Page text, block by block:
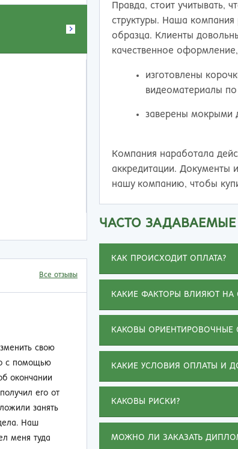
Все отзывы
20 лет работы на
смогу изменить свою
об окончании заочно
мастером смены.
в 2 раза, ребята на
другими глазами. Жена
переменам.
Не буду жаловаться на
помешавшие получить
к специальности и ее
по карьерной
Правда, стоит учитывать,
структуры. Наша компания
образца. Клиенты
качественное
изготовлены
видеоматериалы
заверены мокрыми
Компания наработала
аккредитации. Документы
нашу компанию, чтобы
ЧАСТО
КАК ПРОИСХОДИТ ОПЛАТА?
КАКИЕ ФАКТОРЫ ВЛИЯЮТ НА
КАКОВЫ ОРИЕНТИРОВОЧНЫЕ
КАКИЕ УСЛОВИЯ ОПЛАТЫ И
КАКОВЫ РИСКИ?
МОЖНО ЛИ ЗАКАЗАТЬ